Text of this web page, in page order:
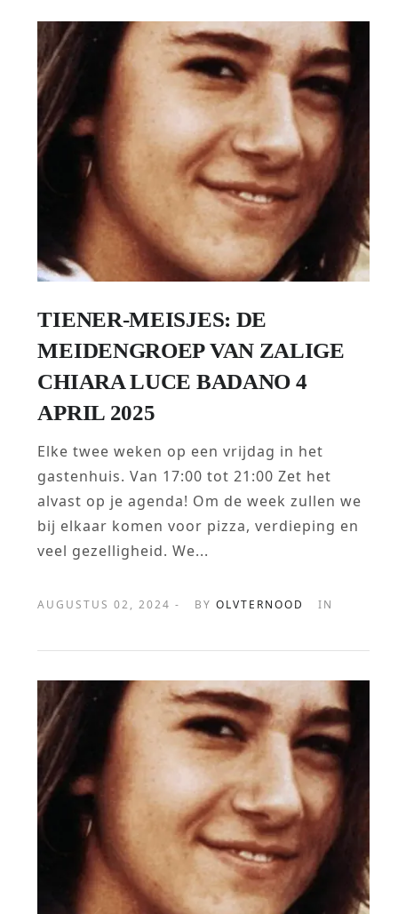
TIENER-MEISJES: DE
MEIDENGROEP VAN ZALIGE
CHIARA LUCE BADANO 4
APRIL 2025
Elke twee weken op een vrijdag in het
gastenhuis. Van 17:00 tot 21:00 Zet het
alvast op je agenda! Om de week zullen we
bij elkaar komen voor pizza, verdieping en
veel gezelligheid. We...
AUGUSTUS 02, 2024 - BYOLVTERNOOD IN